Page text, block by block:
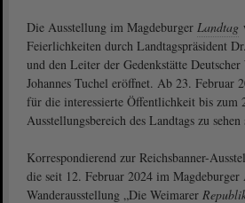
Die Ausstellung im Magdeburger Landtag
Feierlichkeiten durch Landtagspräsident
und den Leiter der Gedenkstätte
Johannes Tuchel eröffnet. Ab 23. Februar
für die interessierte Öffentlichkeit bis zum
Ausstellungsbereich des Landtags zu sehen
Korrespondierend zur Reichsbanner-
die seit 12. Februar 2024 im Magdeburger
Wanderausstellung „Die Weimarer